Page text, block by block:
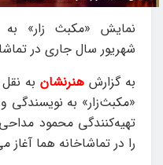
نمایش «مکبث زار» به
شهریور سال جاری در
به گزارش هنرنشانبه نقل
«مکبث‌زار» به نویسندگی
تهیه‌کنندگی محمود
را در تماشاخانه هما آغاز